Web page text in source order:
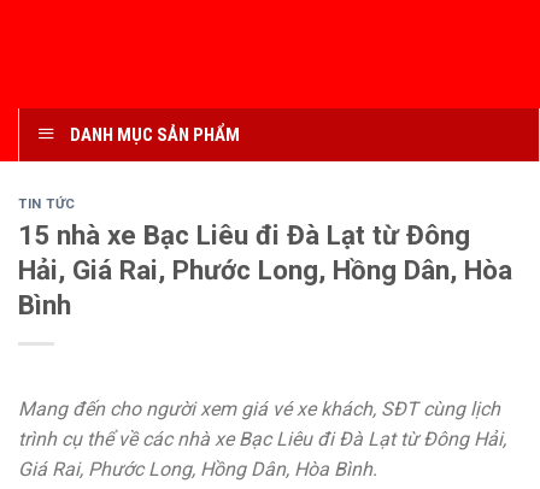
DANH MỤC SẢN PHẨM
TIN TỨC
15 nhà xe Bạc Liêu đi Đà Lạt từ Đông
Hải, Giá Rai, Phước Long, Hồng Dân, Hòa
Bình
Mang đến cho người xem giá vé xe khách, SĐT cùng lịch
trình cụ thể về các nhà xe Bạc Liêu đi Đà Lạt từ Đông Hải,
Giá Rai, Phước Long, Hồng Dân, Hòa Bình.